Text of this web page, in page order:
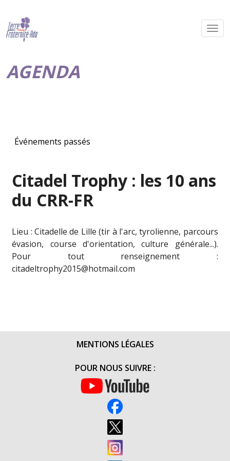
AGENDA
Événements passés
Citadel Trophy : les 10 ans
du CRR-FR
Lieu : Citadelle de Lille (tir à l'arc, tyrolienne, parcours
évasion, course d'orientation, culture générale...).
Pour tout renseignement :
citadeltrophy2015@hotmail.com
MENTIONS LÉGALES
POUR NOUS SUIVRE :